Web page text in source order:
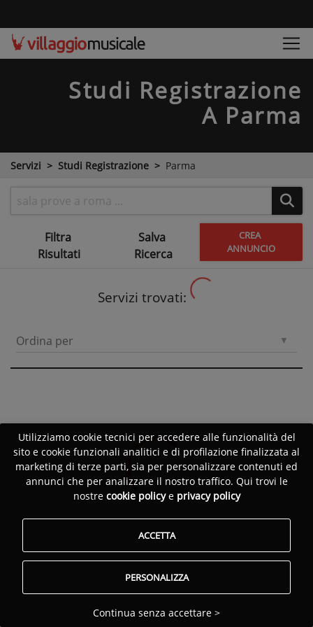
Studi Registrazione
A Parma
Servizi Studi Registrazione Parma
Filtra
Risultati
Salva
Ricerca
CREA
ANNUNCIO
Servizi trovati:
Ordina per
Utilizziamo cookie tecnici per accedere alle funzionalità del
sito e cookie funzionali analitici e di profilazione finalizzata al
marketing di terze parti, sia per personalizzare contenuti ed
annunci che per analizzare il nostro traffico. Qui trovi le
nostre cookie policye privacy policy
ACCETTA
PERSONALIZZA
Continua senza accettare >